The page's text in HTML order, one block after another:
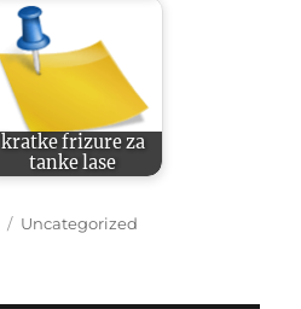
kratke frizure za
tanke lase
Categories
Uncategorized